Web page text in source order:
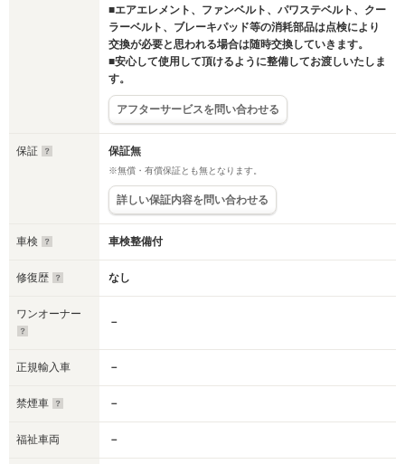
■エアエレメント、ファンベルト、パワステベルト、クー
ラーベルト、ブレーキパッド等の消耗部品は点検により
交換が必要と思われる場合は随時交換していきます。
■安心して使用して頂けるように整備してお渡しいたしま
す。
アフターサービスを問い合わせる
保証 保証無
※無償・有償保証とも無となります。
詳しい保証内容を問い合わせる
車検 車検整備付
修復歴 なし
ワンオーナー
－
正規輸入車 －
禁煙車 －
福祉車両 －